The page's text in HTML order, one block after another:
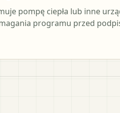
pompę ciepła lub inne
programu przed